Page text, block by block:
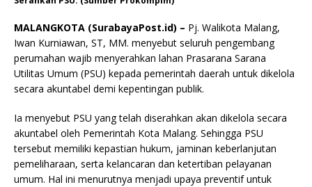
MALANGKOTA (SurabayaPost.id) – Pj. Walikota Malang,
Iwan Kurniawan, ST, MM. menyebut seluruh pengembang
perumahan wajib menyerahkan lahan Prasarana Sarana
Utilitas Umum (PSU) kepada pemerintah daerah untuk dikelola
secara akuntabel demi kepentingan publik.
Ia menyebut PSU yang telah diserahkan akan dikelola secara
akuntabel oleh Pemerintah Kota Malang. Sehingga PSU
tersebut memiliki kepastian hukum, jaminan keberlanjutan
pemeliharaan, serta kelancaran dan ketertiban pelayanan
umum. Hal ini menurutnya menjadi upaya preventif untuk